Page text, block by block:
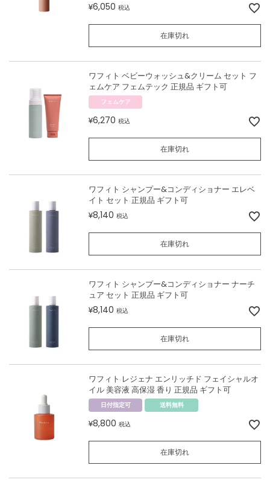
¥6,050 税込
在庫切れ
ワフィト ベビーウォッシュ&クリーム セット フ
ェムケア フェムテック 正規品 ギフト可
フェムケア
¥6,270 税込
在庫切れ
ワフィト シャンプー&コンディショナー エレベ
イト セット 正規品 ギフト可
¥8,140 税込
在庫切れ
ワフィト シャンプー&コンディショナー ナーチ
ュア セット 正規品 ギフト可
¥8,140 税込
在庫切れ
ワフィト レジェナ エンリッチド フェイシャルオ
イル 美容液 高保湿 香り 正規品 ギフト可
日付指定可 送料無料
¥8,800 税込
在庫切れ